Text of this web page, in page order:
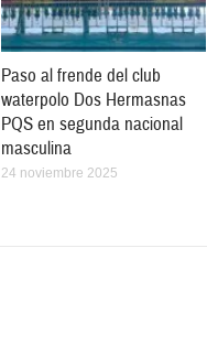
Paso al frende del club
waterpolo Dos Hermasnas
PQS en segunda nacional
masculina
24 noviembre 2025